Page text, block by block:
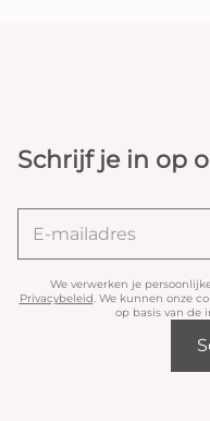
Schrijf je in op
We verwerken je
Privacybeleid. We kunnen onze
op basis van de